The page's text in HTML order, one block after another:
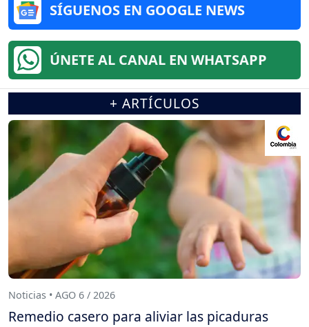
SÍGUENOS EN GOOGLE NEWS
ÚNETE AL CANAL EN WHATSAPP
+ ARTÍCULOS
Noticias • AGO 6 / 2026
Remedio casero para aliviar las picaduras